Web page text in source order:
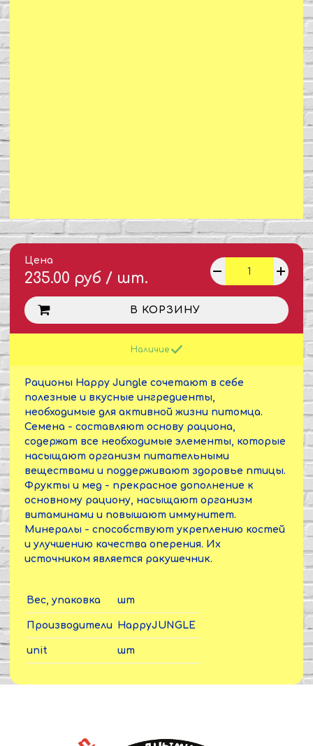
Цена
235.00 руб / шт.
В КОРЗИНУ
Наличие
Рационы Happy Jungle сочетают в себе
полезные и вкусные ингредиенты,
необходимые для активной жизни питомца.
Семена - составляют основу рациона,
содержат все необходимые элементы, которые
насыщают организм питательными
веществами и поддерживают здоровье птицы.
Фрукты и мед - прекрасное дополнение к
основному рациону, насыщают организм
витаминами и повышают иммунитет.
Минералы - способствуют укреплению костей
и улучшению качества оперения. Их
источником является ракушечник.
Вес, упаковка шт
Производители HappyJUNGLE
unit шт